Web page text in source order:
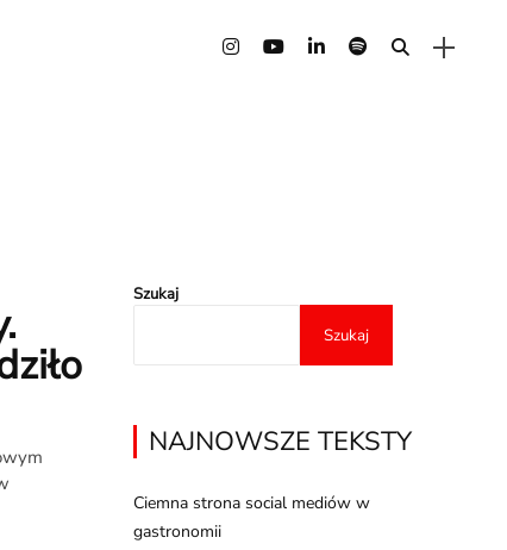
Szukaj
Szukaj
NAJNOWSZE TEKSTY
Ciemna strona social mediów w
gastronomii